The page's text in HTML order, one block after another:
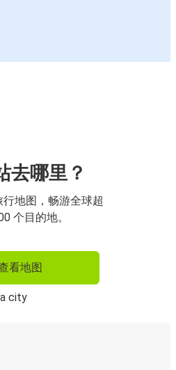
去哪里？
地图，畅游全球超
个目的地。
看地图